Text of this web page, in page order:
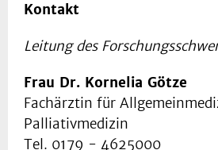
Kontakt
Leitung des
Frau Dr. Kornelia Götze
Fachärztin für
Palliativmedizin
Tel. 0179 - 4625000